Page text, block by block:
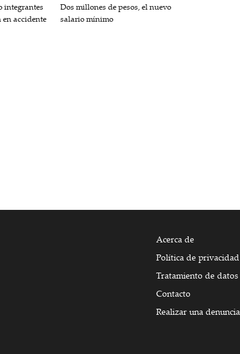
integrantes
accidente
Dos millones de pesos, el nuevo
salario mínimo
Acerca de
Política de privacidad
Tratamiento de datos
Contacto
Realizar una denuncia